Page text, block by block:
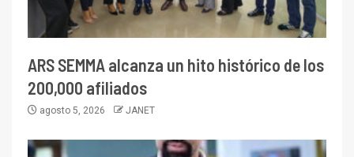
ARS SEMMA alcanza un hito histórico de los
200,000 afiliados
agosto 5, 2026 JANET